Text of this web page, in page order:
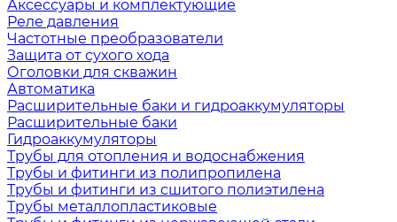
Аксессуары и комплектующие
Реле давления
Частотные преобразователи
Защита от сухого хода
Оголовки для скважин
Автоматика
Расширительные баки и гидроаккумуляторы
Расширительные баки
Гидроаккумуляторы
Трубы для отопления и водоснабжения
Трубы и фитинги из полипропилена
Трубы и фитинги из сшитого полиэтилена
Трубы металлопластиковые